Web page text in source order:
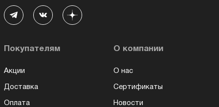
Покупателям
Акции
Доставка
Оплата
О компании
О нас
Сертификаты
Новости